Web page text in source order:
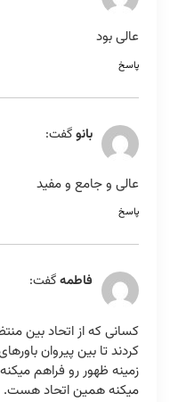
عالی بود
پاسخ
بانوگفت:
عالی و جامع و مفید
پاسخ
فاطمهگفت:
کسانی که از اتحاد بین
کردند تا بین پیروان
زمینه ظهور رو فراهم
میکنه همین اتحاد هست.